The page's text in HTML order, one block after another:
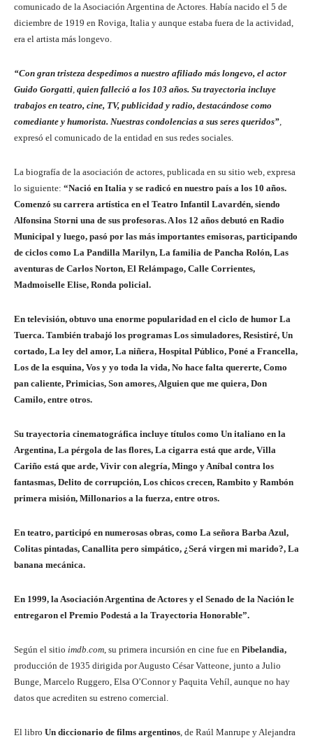
comunicado de la Asociación Argentina de Actores. Había nacido el 5 de
diciembre de 1919 en Roviga, Italia y aunque estaba fuera de la actividad,
era el artista más longevo.
“Con gran tristeza despedimos a nuestro afiliado más longevo, el actor
Guido Gorgatti quien falleció a los 103 años. Su trayectoria incluye
trabajos en teatro, cine, TV, publicidad y radio, destacándose como
comediante y humorista. Nuestras condolencias a sus seres queridos”
expresó el comunicado de la entidad en sus redes sociales.
La biografía de la asociación de actores, publicada en su sitio web, expresa
lo siguiente: “Nació en Italia y se radicó en nuestro país a los 10 años.
Comenzó su carrera artística en el Teatro Infantil Lavardén, siendo
Alfonsina Storni una de sus profesoras. A los 12 años debutó en Radio
Municipal y luego, pasó por las más importantes emisoras, participando
de ciclos como La Pandilla Marilyn, La familia de Pancha Rolón, Las
aventuras de Carlos Norton, El Relámpago, Calle Corrientes,
Madmoiselle Elise, Ronda policial.
En televisión, obtuvo una enorme popularidad en el ciclo de humor La
Tuerca. También trabajó los programas Los simuladores, Resistiré, Un
cortado, La ley del amor, La niñera, Hospital Público, Poné a Francella,
Los de la esquina, Vos y yo toda la vida, No hace falta quererte, Como
pan caliente, Primicias, Son amores, Alguien que me quiera, Don
Camilo, entre otros.
Su trayectoria cinematográfica incluye títulos como Un italiano en la
Argentina, La pérgola de las flores, La cigarra está que arde, Villa
Cariño está que arde, Vivir con alegría, Mingo y Aníbal contra los
fantasmas, Delito de corrupción, Los chicos crecen, Rambito y Rambón
primera misión, Millonarios a la fuerza, entre otros.
En teatro, participó en numerosas obras, como La señora Barba Azul,
Colitas pintadas, Canallita pero simpático, ¿Será virgen mi marido?, La
banana mecánica.
En 1999, la Asociación Argentina de Actores y el Senado de la Nación le
entregaron el Premio Podestá a la Trayectoria Honorable”.
Según el sitio imdb.com , su primera incursión en cine fue en Pibelandia,
producción de 1935 dirigida por Augusto César Vatteone, junto a Julio
Bunge, Marcelo Ruggero, Elsa O’Connor y Paquita Vehíl, aunque no hay
datos que acrediten su estreno comercial.
El libro Un diccionario de films argentinos , de Raúl Manrupe y Alejandra